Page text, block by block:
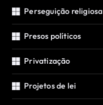
Perseguição religiosa
Presos políticos
Privatização
Projetos de lei